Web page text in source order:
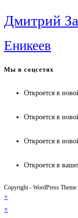
Дмитрий
Еникеев
Мы в соцсетях
Откроется в
Откроется в
Откроется в
Откроется в
Copyright - WordPress
×
×